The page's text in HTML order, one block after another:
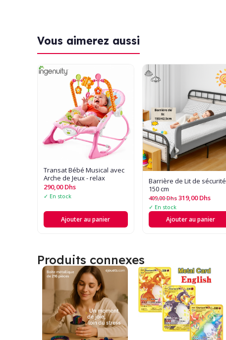
Vous aimerez aussi
Transat Bébé Musical avec
Arche de Jeux - relax
290,00Dhs
✓ En stock
Ajouter au panier
Barrière de Lit de sécurité
150 cm
409,00Dhs 319,00Dhs
✓ En stock
Ajouter au panier
Produits connexes